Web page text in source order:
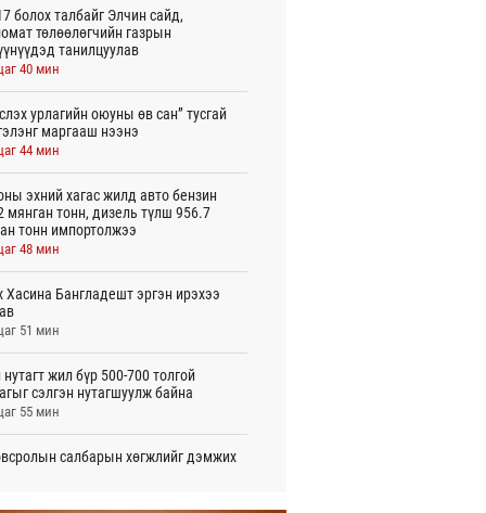
болох талбайг Элчин сайд,
төлөөлөгчийн газрын
танилцуулав
40 мин
урлагийн оюуны өв сан” тусгай
маргааш нээнэ
44 мин
эхний хагас жилд авто бензин
мянган тонн, дизель түлш 956.7
тонн импортолжээ
48 мин
Хасина Бангладешт эргэн ирэхээ
51 мин
жил бүр 500-700 толгой
сэлгэн нутагшуулж байна
55 мин
салбарын хөгжлийг дэмжих